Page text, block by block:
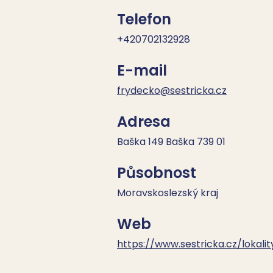
Telefon
+420702132928
E-mail
frydecko@sestricka.cz
Adresa
Baška 149 Baška 739 01
Působnost
Moravskoslezský kraj
Web
https://www.sestricka.cz/